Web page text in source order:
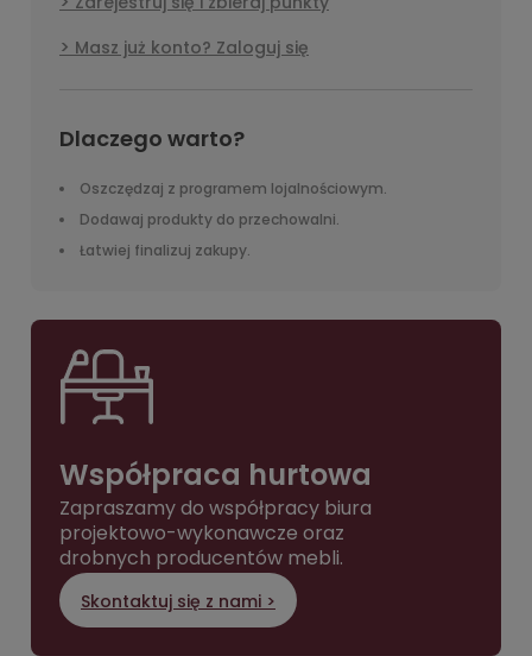
Masz już konto? Zaloguj się
Dlaczego warto?
Oszczędzaj z programem lojalnościowym.
Dodawaj produkty do przechowalni.
Łatwiej finalizuj zakupy.
Współpraca hurtowa
Zapraszamy do współpracy biura
projektowo-wykonawcze oraz
drobnych producentów mebli.
Skontaktuj się z nami >